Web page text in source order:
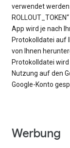
verwendet werden
App wird je nach
Protokolldatei auf
von Ihnen
Protokolldatei
Nutzung auf den
Google-Konto
Werbung